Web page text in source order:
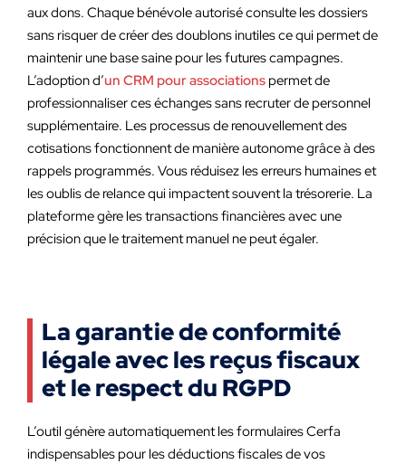
aux dons. Chaque bénévole autorisé consulte les dossiers
sans risquer de créer des doublons inutiles ce qui permet de
maintenir une base saine pour les futures campagnes.
L’adoption d’un CRM pour associations permet de
professionnaliser ces échanges sans recruter de personnel
supplémentaire. Les processus de renouvellement des
cotisations fonctionnent de manière autonome grâce à des
rappels programmés. Vous réduisez les erreurs humaines et
les oublis de relance qui impactent souvent la trésorerie. La
plateforme gère les transactions financières avec une
précision que le traitement manuel ne peut égaler.
La garantie de conformité
légale avec les reçus fiscaux
et le respect du RGPD
L’outil génère automatiquement les formulaires Cerfa
indispensables pour les déductions fiscales de vos